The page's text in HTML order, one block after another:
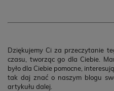
Dziękujemy Ci za przeczytanie
czasu, tworząc go dla Ciebie.
było dla Ciebie pomocne,
tak daj znać o naszym blogu
artykułu dalej.